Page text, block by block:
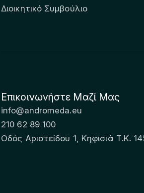
Διοικητικό Συμβούλιο
Επικοινωνήστε Μαζί Μας
info@andromeda.eu
210 62 89 100
Οδός Αριστείδου 1, Κηφισιά Τ.Κ.